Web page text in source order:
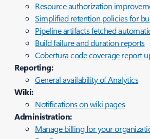
Resource authorization
Simplified retention policies for
Pipeline artifacts fetched
Build failure and duration reports
Cobertura code coverage report
Reporting:
General availability of Analytics
Wiki:
Notifications on wiki pages
Administration:
Manage billing for your